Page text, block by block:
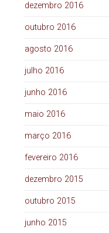
dezembro 2016
outubro 2016
agosto 2016
julho 2016
junho 2016
maio 2016
março 2016
fevereiro 2016
dezembro 2015
outubro 2015
junho 2015